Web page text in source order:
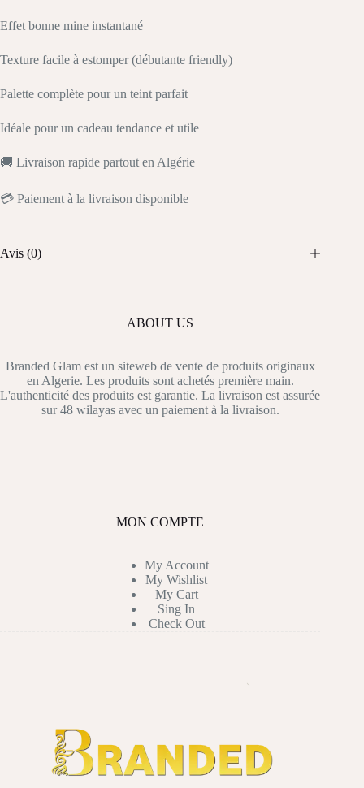
Effet bonne mine instantané
Texture facile à estomper (débutante friendly)
Palette complète pour un teint parfait
Idéale pour un cadeau tendance et utile
🚚 Livraison rapide partout en Algérie
💳 Paiement à la livraison disponible
Avis (0)
ABOUT US
Branded Glam est un siteweb de vente de produits originaux
en Algerie. Les produits sont achetés première main.
L'authenticité des produits est garantie. La livraison est assurée
sur 48 wilayas avec un paiement à la livraison.
MON COMPTE
My Account
My Wishlist
My Cart
Sing In
Check Out